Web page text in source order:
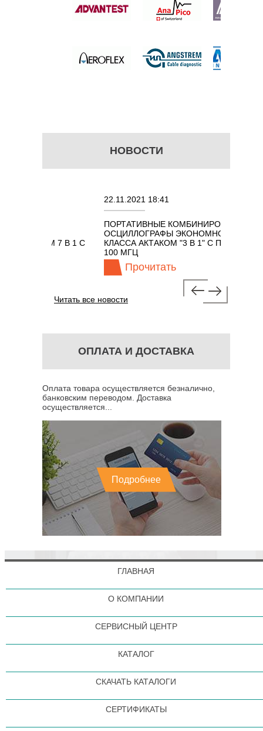
НОВОСТИ
7 В 1 С
22.11.2021 18:41
ПОРТАТИВНЫЕ КОМБИНИРОВАННЫЕ
ОСЦИЛЛОГРАФЫ ЭКОНОМНОГО
КЛАССА АКТАКОМ "3 В 1" С ПОЛОСОЙ
100 МГЦ
Прочитать
Читать все новости
ОПЛАТА И ДОСТАВКА
Оплата товара осуществляется безналично,
банковским переводом. Доставка
осуществляется...
Подробнее
ГЛАВНАЯ
О КОМПАНИИ
СЕРВИСНЫЙ ЦЕНТР
КАТАЛОГ
СКАЧАТЬ КАТАЛОГИ
СЕРТИФИКАТЫ